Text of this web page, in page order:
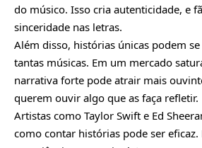
do músico. Isso cria autenticidade, e
sinceridade nas letras.
Além disso, histórias únicas podem
tantas músicas. Em um mercado
narrativa forte pode atrair mais
querem ouvir algo que as faça refletir.
Artistas como Taylor Swift e Ed
como contar histórias pode ser eficaz.